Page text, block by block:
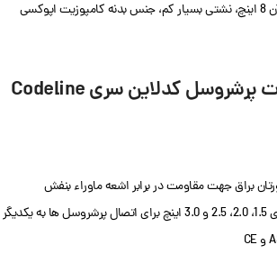
خروجی ساید پورت و سایز آن 8 اینچ، نشتی بسیار کم، جنس بدنه کامپوزیت اپوکسی
ویژگی و مشخصات پرشروسل کدلاین سری Codeline
براق جهت مقاومت در برابر اشعه ماوراء بنفش